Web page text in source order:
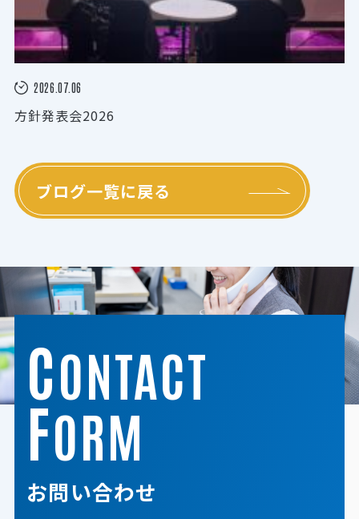
2026.07.06
方針発表会2026
ブログ一覧に戻る
CONTACT
FORM
お問い合わせ